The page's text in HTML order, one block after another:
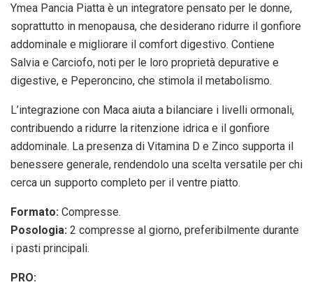
Ymea Pancia Piatta è un integratore pensato per le donne,
soprattutto in menopausa, che desiderano ridurre il gonfiore
addominale e migliorare il comfort digestivo. Contiene
Salvia e Carciofo, noti per le loro proprietà depurative e
digestive, e Peperoncino, che stimola il metabolismo.
L’integrazione con Maca aiuta a bilanciare i livelli ormonali,
contribuendo a ridurre la ritenzione idrica e il gonfiore
addominale. La presenza di Vitamina D e Zinco supporta il
benessere generale, rendendolo una scelta versatile per chi
cerca un supporto completo per il ventre piatto.
Formato: Compresse.
Posologia: 2 compresse al giorno, preferibilmente durante
i pasti principali.
PRO: